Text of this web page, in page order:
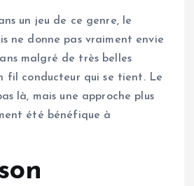
un jeu de ce genre, le
ne donne pas vraiment envie
malgré de très belles
fil conducteur qui se tient. Le
là, mais une approche plus
été bénéfique à